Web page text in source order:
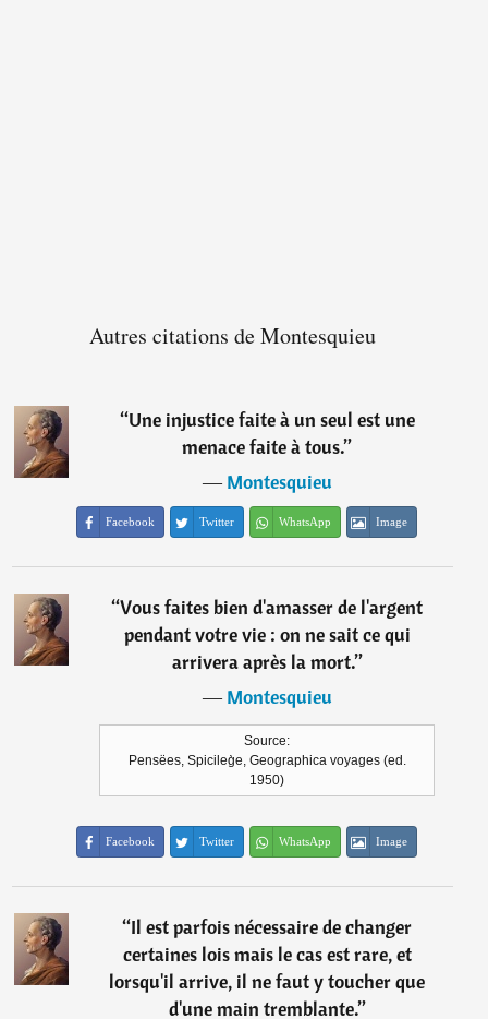
Autres citations de Montesquieu
“Une injustice faite à un seul est une
menace faite à tous.”
―Montesquieu
Facebook Twitter WhatsApp Image
“Vous faites bien d'amasser de l'argent
pendant votre vie : on ne sait ce qui
arrivera après la mort.”
―Montesquieu
Source:
Pensëes, Spicileg̀e, Geographica voyages (ed.
1950)
Facebook Twitter WhatsApp Image
“Il est parfois nécessaire de changer
certaines lois mais le cas est rare, et
lorsqu'il arrive, il ne faut y toucher que
d'une main tremblante.”